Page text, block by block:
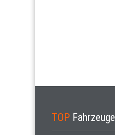
TOP Fahrzeuge